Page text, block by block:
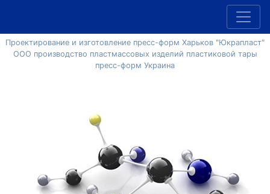
Проектирование и изготовление пресс-форм Харьков "Юкрапласт"
ООО производство пластмассовых изделий пластиковой тары
пресс-форм Украина